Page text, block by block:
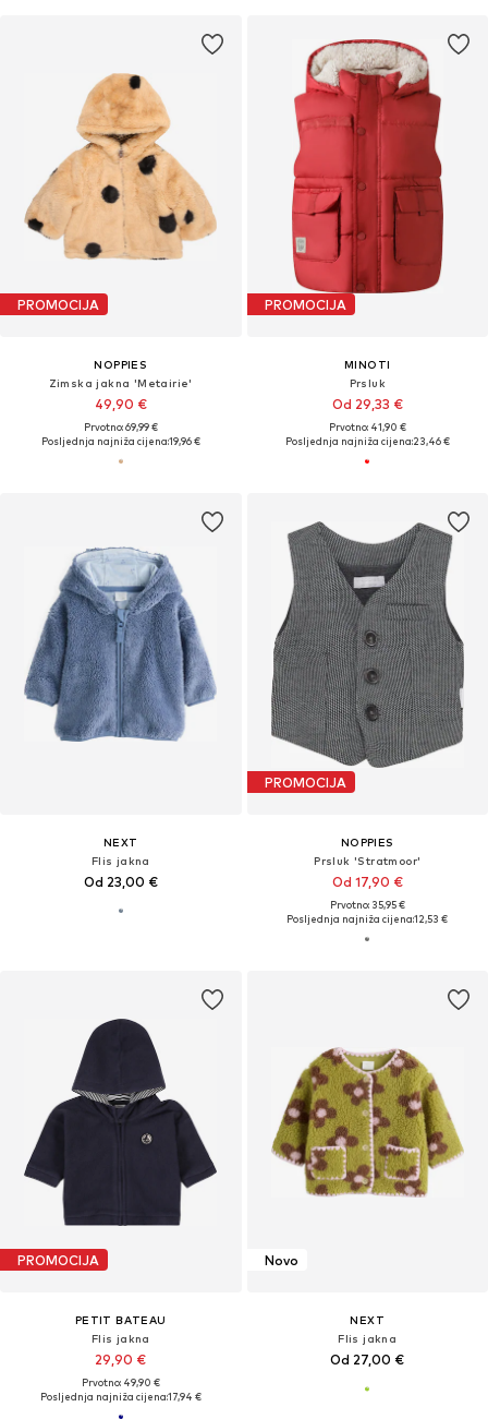
PROMOCIJA
NOPPIES
Zimska jakna 'Metairie'
49,90 €
Prvotno: 69,99 €
Posljednja najniža cijena:19,96 €
PROMOCIJA
MINOTI
Prsluk
Od 29,33 €
Prvotno: 41,90 €
Posljednja najniža cijena:23,46 €
NEXT
Flis jakna
Od 23,00 €
PROMOCIJA
NOPPIES
Prsluk 'Stratmoor'
Od 17,90 €
Prvotno: 35,95 €
Posljednja najniža cijena:12,53 €
PROMOCIJA
PETIT BATEAU
Flis jakna
29,90 €
Prvotno: 49,90 €
Posljednja najniža cijena:17,94 €
Novo
NEXT
Flis jakna
Od 27,00 €